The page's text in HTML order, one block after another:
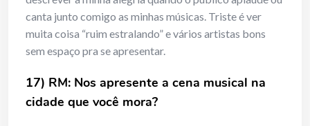
canta junto comigo as minhas músicas. Triste é ver
muita coisa “ruim estralando” e vários artistas bons
sem espaço pra se apresentar.
17) RM: Nos apresente a cena musical na
cidade que você mora?